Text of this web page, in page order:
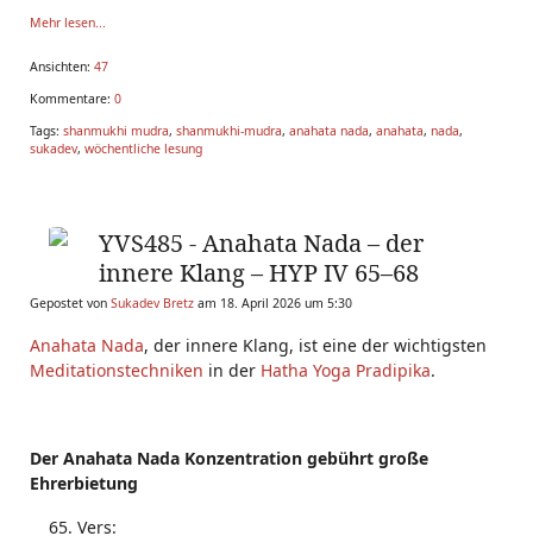
Mehr lesen...
Ansichten: 47
Kommentare: 0
Tags: shanmukhi mudra, shanmukhi-mudra, anahata nada, anahata, nada,
sukadev, wöchentliche lesung
YVS485 - Anahata Nada – der
innere Klang – HYP IV 65–68
Gepostet von Sukadev Bretz am 18. April 2026 um 5:30
Anahata Nada, der innere Klang, ist eine der wichtigsten
Meditationstechniken in der Hatha Yoga Pradipika.
Der Anahata Nada Konzentration gebührt große
Ehrerbietung
Vers: